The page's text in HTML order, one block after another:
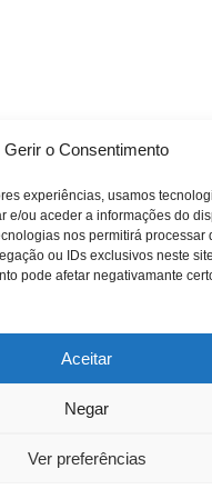
Gerir o Consentimento
experiências, usamos
e/ou aceder a informações do
nos permitirá processar
ou IDs exclusivos neste
pode afetar negativamante
Aceitar
Negar
Ver preferências
- Todos os Direitos